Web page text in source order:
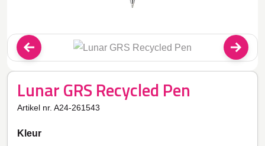
Lunar GRS Recycled Pen
Artikel nr. A24-261543
Kleur